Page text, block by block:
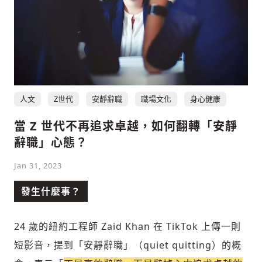
科技
社會
人文 Z世代 安靜辭職 職場文化 身心健康
當 Z 世代不再追求卓越，如何翻轉「安靜
辭職」心態？
Jan 31, 2023
發生什麼事？
24 歲的紐約工程師 Zaid Khan 在 TikTok 上傳一則
短影音，提到「安靜辭職」（quiet quitting）的概